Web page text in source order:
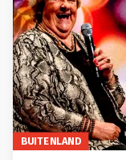
BUITENLAND